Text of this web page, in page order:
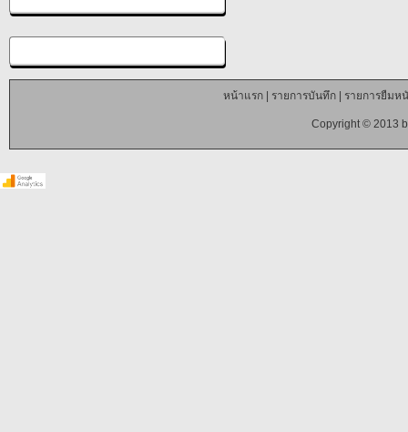
หน้าแรก| รายการบันทึก| รายการยืมห
Copyright © 2013